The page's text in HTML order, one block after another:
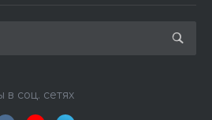
в соц. сетях